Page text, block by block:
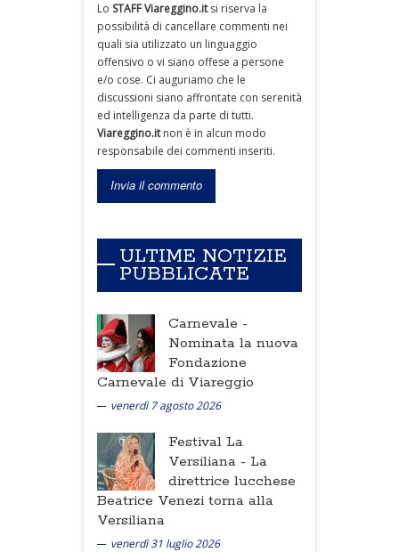
Lo STAFF Viareggino.itsi riserva la
possibilità di cancellare commenti nei
quali sia utilizzato un linguaggio
offensivo o vi siano offese a persone
e/o cose. Ci auguriamo che le
discussioni siano affrontate con serenità
ed intelligenza da parte di tutti.
Viareggino.itnon è in alcun modo
responsabile dei commenti inseriti.
ULTIME NOTIZIE
PUBBLICATE
Carnevale -
Nominata la nuova
Fondazione
Carnevale di Viareggio
venerdì 7 agosto 2026
Festival La
Versiliana - La
direttrice lucchese
Beatrice Venezi torna alla
Versiliana
venerdì 31 luglio 2026